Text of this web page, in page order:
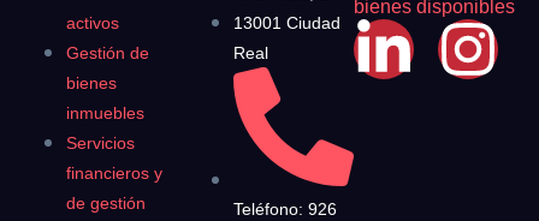
activos
Gestión de
bienes
inmuebles
Servicios
financieros y
de gestión
13001 Ciudad
Real
Teléfono: 926
bienes disponibles